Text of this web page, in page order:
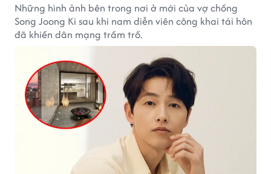
Những hình ảnh bên trong nơi ở mới của vợ chồng
Song Joong Ki sau khi nam diễn viên công khai tái hôn
đã khiến dân mạng trầm trồ.